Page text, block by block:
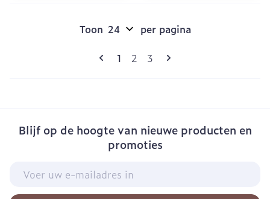
Pagina's
U lees momenteel pagina
1 Pagina
2 Pagina
3
Toon per pagina
Blijf op de hoogte van nieuwe producten en
promoties